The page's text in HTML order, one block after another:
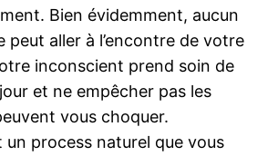
Bien évidemment, aucun
peut aller à l’encontre de votre
inconscient prend soin de
et ne empêcher pas les
vous choquer.
un process naturel que vous